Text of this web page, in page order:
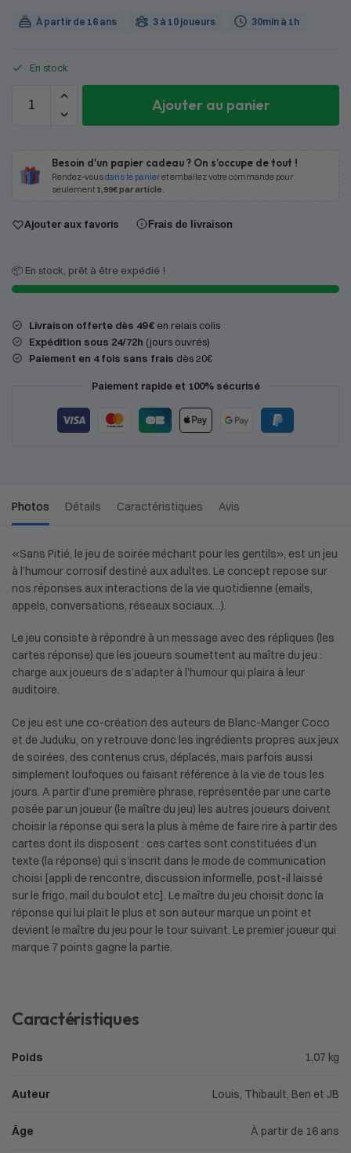
À partir de 16 ans 3 à 10 joueurs 30min à 1h
En stock
Ajouter au panier
Besoin d'un papier cadeau ? On s’occupe de tout !
Rendez-vousdans le panieret emballez votre commande pour
seulement 1,99€ par article.
Ajouter aux favoris Frais de livraison
📦 En stock, prêt à être expédié !
Livraison offerte dès 49 € en relais colis
Expédition sous 24/72h (jours ouvrés)
Paiement en 4 fois sans frais dès 20€
Paiement rapide et 100% sécurisé
Photos Détails Caractéristiques Avis
«Sans Pitié, le jeu de soirée méchant pour les gentils», est un jeu
à l’humour corrosif destiné aux adultes. Le concept repose sur
nos réponses aux interactions de la vie quotidienne (emails,
appels, conversations, réseaux sociaux…).
Le jeu consiste à répondre à un message avec des répliques (les
cartes réponse) que les joueurs soumettent au maître du jeu :
charge aux joueurs de s’adapter à l’humour qui plaira à leur
auditoire.
Ce jeu est une co-création des auteurs de Blanc-Manger Coco
et de Juduku, on y retrouve donc les ingrédients propres aux jeux
de soirées, des contenus crus, déplacés, mais parfois aussi
simplement loufoques ou faisant référence à la vie de tous les
jours. A partir d’une première phrase, représentée par une carte
posée par un joueur (le maître du jeu) les autres joueurs doivent
choisir la réponse qui sera la plus à même de faire rire à partir des
cartes dont ils disposent : ces cartes sont constituées d’un
texte (la réponse) qui s’inscrit dans le mode de communication
choisi [appli de rencontre, discussion informelle, post-il laissé
sur le frigo, mail du boulot etc]. Le maître du jeu choisit donc la
réponse qui lui plait le plus et son auteur marque un point et
devient le maître du jeu pour le tour suivant. Le premier joueur qui
marque 7 points gagne la partie.
Caractéristiques
Poids 1,07 kg
Auteur Louis, Thibault, Ben et JB
Âge À partir de 16 ans